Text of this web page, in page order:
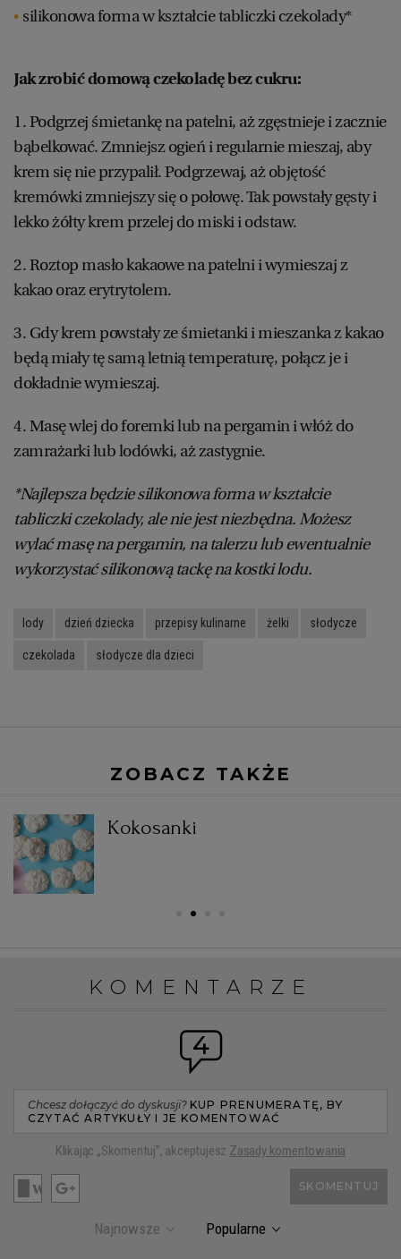
silikonowa forma w kształcie tabliczki czekolady*
Jak zrobić domową czekoladę bez cukru:
1. Podgrzej śmietankę na patelni, aż zgęstnieje i zacznie
bąbelkować. Zmniejsz ogień i regularnie mieszaj, aby
krem się nie przypalił. Podgrzewaj, aż objętość
kremówki zmniejszy się o połowę. Tak powstały gęsty i
lekko żółty krem przelej do miski i odstaw.
2. Roztop masło kakaowe na patelni i wymieszaj z
kakao oraz erytrytolem.
3. Gdy krem powstały ze śmietanki i mieszanka z kakao
będą miały tę samą letnią temperaturę, połącz je i
dokładnie wymieszaj.
4. Masę wlej do foremki lub na pergamin i włóż do
zamrażarki lub lodówki, aż zastygnie.
*Najlepsza będzie silikonowa forma w kształcie
tabliczki czekolady, ale nie jest niezbędna. Możesz
wylać masę na pergamin, na talerzu lub ewentualnie
wykorzystać silikonową tackę na kostki lodu.
lody dzień dziecka przepisy kulinarne żelki słodycze
czekolada słodycze dla dzieci
ZOBACZ TAKŻE
Kokosanki
KOMENTARZE
4
Chcesz dołączyć do dyskusji? KUP PRENUMERATĘ, BY
CZYTAĆ ARTYKUŁY I JE KOMENTOWAĆ
Klikając „Skomentuj”, akceptujesz Zasady komentowania
SKOMENTUJ
Najnowsze Popularne